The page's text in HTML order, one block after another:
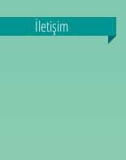
İletişim